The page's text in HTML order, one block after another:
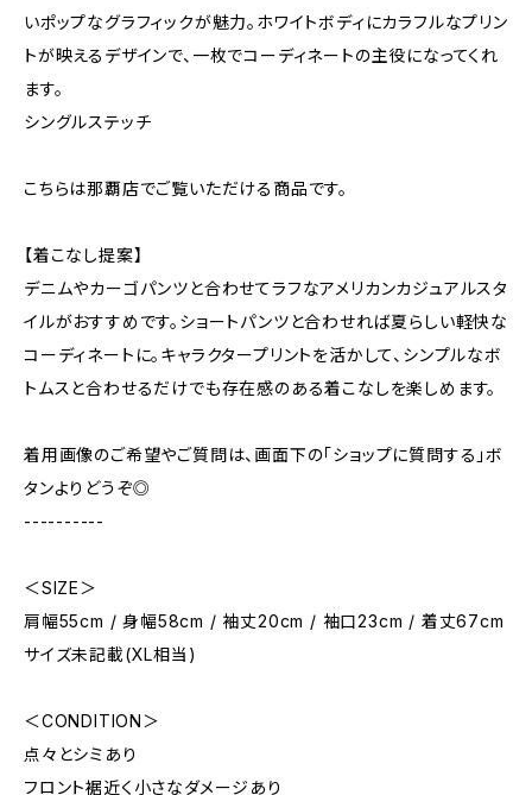
いポップなグラフィックが魅力。ホワイトボディにカラフルなプリン
トが映えるデザインで、一枚でコーディネートの主役になってくれ
ます。
シングルステッチ
こちらは那覇店でご覧いただける商品です。
【着こなし提案】
デニムやカーゴパンツと合わせてラフなアメリカンカジュアルスタ
イルがおすすめです。ショートパンツと合わせれば夏らしい軽快な
コーディネートに。キャラクタープリントを活かして、シンプルなボ
トムスと合わせるだけでも存在感のある着こなしを楽しめます。
着用画像のご希望やご質問は、画面下の「ショップに質問する」ボ
タンよりどうぞ◎
----------
＜SIZE＞
肩幅55cm / 身幅58cm / 袖丈20cm / 袖口23cm / 着丈67cm
サイズ未記載(XL相当)
＜CONDITION＞
点々とシミあり
フロント裾近く小さなダメージあり